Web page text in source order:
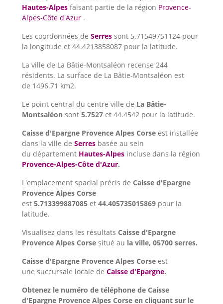
Hautes-Alpes faisant partie de la région Provence-
Alpes-Côte d'Azur .
Les coordonnées de Serres sont 5.71549751124 pour
la longitude et 44.4213858087 pour la latitude.
La ville de La Bâtie-Montsaléon recense 244
résidents. La surface de La Bâtie-Montsaléon est
de 1496.71 km2.
Le point central du centre ville de La Bâtie-
Montsaléon sont 5.7527 et 44.4542 pour la latitude.
Caisse d'Epargne Provence Alpes Corse est installée
dans la ville de Serres basée au sein
du département Hautes-Alpes incluse dans la région
Provence-Alpes-Côte d'Azur.
L'emplacement spacial précis de Caisse d'Epargne
Provence Alpes Corse
est 5.713399887085 et 44.405735015869 pour la
latitude.
Visualisez dans les résultats Caisse d'Epargne
Provence Alpes Corse situé au la ville, 05700 serres.
Caisse d'Epargne Provence Alpes Corse est
une succursale locale de Caisse d'Epargne.
Obtenez le numéro de téléphone de Caisse
d'Epargne Provence Alpes Corse en cliquant sur le